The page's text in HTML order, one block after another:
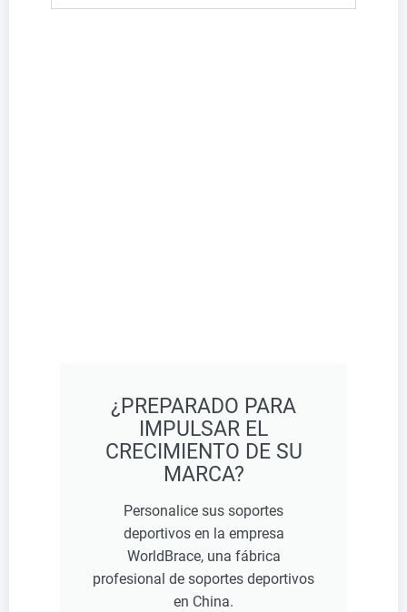
¿PREPARADO PARA
IMPULSAR EL
CRECIMIENTO DE SU
MARCA?
Personalice sus soportes
deportivos en la empresa
WorldBrace, una fábrica
profesional de soportes deportivos
en China.